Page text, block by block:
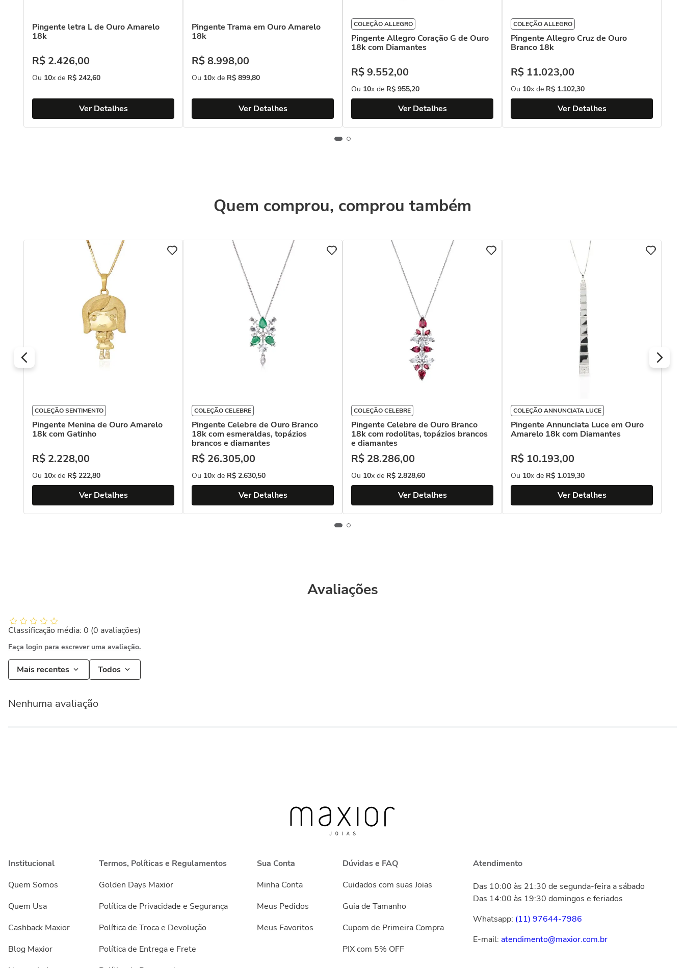
Pingente letra L de Ouro Amarelo
18k
R$ 2.426,00
Ou 10x de R$ 242,60
Ver Detalhes
Pingente Trama em Ouro Amarelo
18k
R$8.998,00
Ou 10x de R$ 899,80
Ver Detalhes
COLEÇÃO ALLEGRO
Pingente Allegro Coração G de Ouro
18k com Diamantes
R$9.552,00
Ou 10x de R$ 955,20
Ver Detalhes
COLEÇÃO ALLEGRO
Pingente Allegro Cruz de Ouro
Branco 18k
R$ 11.023,00
Ou 10x de R$ 1.102,30
Ver Detalhes
Quem comprou, comprou também
COLEÇÃO SENTIMENTO
Pingente Menina de Ouro Amarelo
18k com Gatinho
R$ 2.228,00
Ou 10x de R$ 222,80
Ver Detalhes
COLEÇÃO CELEBRE
Pingente Celebre de Ouro Branco
18k com esmeraldas, topázios
brancos e diamantes
R$ 26.305,00
Ou 10x de R$ 2.630,50
Ver Detalhes
COLEÇÃO CELEBRE
Pingente Celebre de Ouro Branco
18k com rodolitas, topázios brancos
e diamantes
R$ 28.286,00
Ou 10x de R$ 2.828,60
Ver Detalhes
COLEÇÃO ANNUNCIATA LUCE
Pingente Annunciata Luce em Ouro
Amarelo 18k com Diamantes
R$ 10.193,00
Ou 10x de R$ 1.019,30
Ver Detalhes
Avaliações
Classificação média: 0 (0 avaliações)
Faça login para escrever uma avaliação.
Mais recentes Todos
Nenhuma avaliação
Institucional
Quem Somos
Quem Usa
Cashback Maxior
Blog Maxior
Termos, Políticas e Regulamentos
Golden Days Maxior
Política de Privacidade e Segurança
Política de Troca e Devolução
Política de Entrega e Frete
Sua Conta
Minha Conta
Meus Pedidos
Meus Favoritos
Dúvidas e FAQ
Cuidados com suas Joias
Guia de Tamanho
Cupom de Primeira Compra
PIX com 5% OFF
Atendimento
Das 10:00 às 21:30 de segunda-feira a sábado
Das 14:00 às 19:30 domingos e feriados
Whatsapp: (11) 97644-7986
E-mail: atendimento@maxior.com.br